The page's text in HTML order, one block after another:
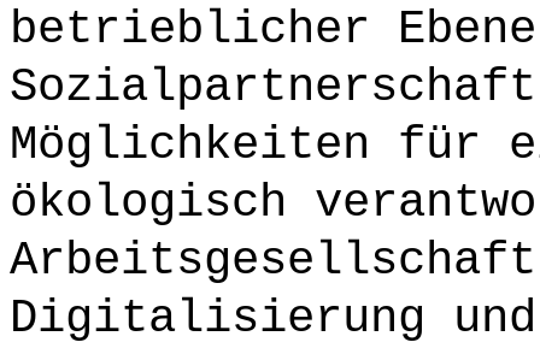
betrieblicher
Möglichkeiten für
ökologisch
Digitalisierung und